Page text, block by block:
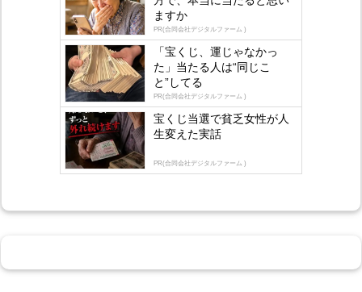
gly
ますか
PR(合同会社デジタルファーム )
「宝くじ、運じゃなかっ
た」当たる人は“同じこ
と”してる
PR(合同会社デジタルファーム )
宝くじ当選で貧乏女性が人
生変えた実話
PR(合同会社デジタルファーム )